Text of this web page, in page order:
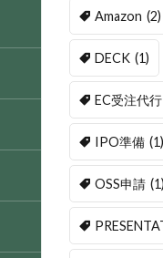
Amazon (2)
DECK (1)
EC受注代行
IPO準備 (1)
OSS申請 (1)